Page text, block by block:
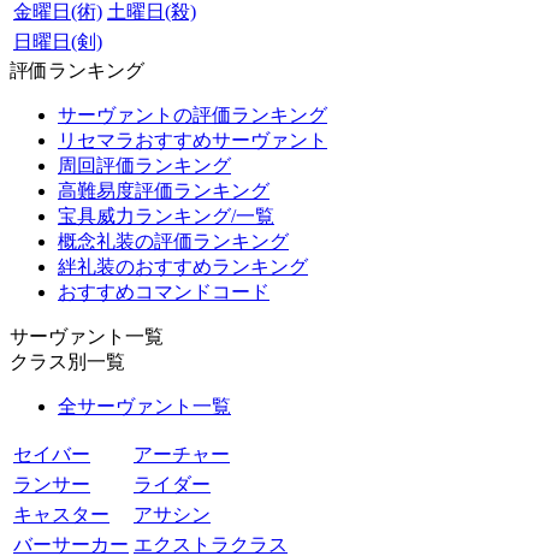
金曜日(術) 土曜日(殺)
日曜日(剣)
評価ランキング
サーヴァントの評価ランキング
リセマラおすすめサーヴァント
周回評価ランキング
高難易度評価ランキング
宝具威力ランキング/一覧
概念礼装の評価ランキング
絆礼装のおすすめランキング
おすすめコマンドコード
サーヴァント一覧
クラス別一覧
全サーヴァント一覧
セイバー
アーチャー
ランサー
ライダー
キャスター
アサシン
バーサーカー エクストラクラス